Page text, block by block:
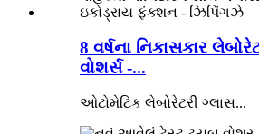
8 વર્ષના નિકાસકાર
વોશર્સ -...
ઓટોમેટિક લેબોરેટરી ગ્લાસ...